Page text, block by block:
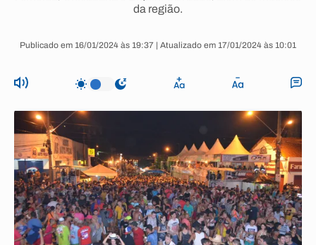
da região.
Publicado em 16/01/2024 às 19:37 | Atualizado em 17/01/2024 às 10:01